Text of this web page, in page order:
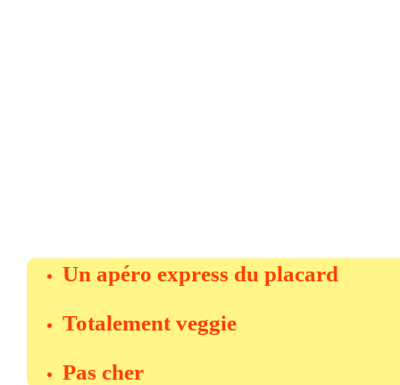
Un apéro express du placard
Totalement veggie
Pas cher